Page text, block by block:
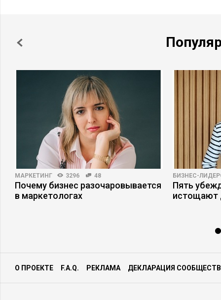
МАРКЕТИНГ 3296 48
Почему бизнес разочаровывается
в маркетологах
БИЗНЕС-
Пять
истощают
О ПРОЕКТЕ F.A.Q. РЕКЛАМА ДЕКЛАРАЦИЯ